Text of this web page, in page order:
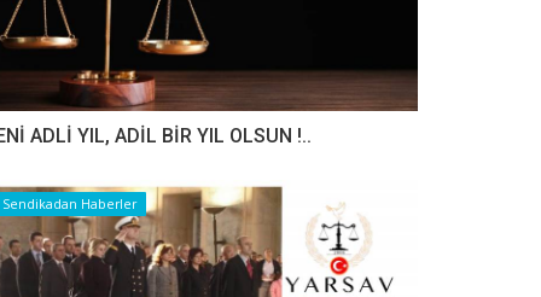
ADLİ YIL, ADİL BİR YIL OLSUN !..
Sendikadan Haberler